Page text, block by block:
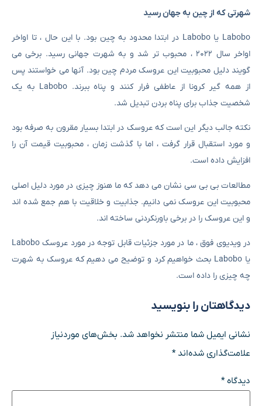
شهرتی که از چین به جهان رسید
Labobo یا Labobo در ابتدا محدود به چین بود. با این حال ، تا اواخر
اواخر سال ۲۰۲۲ ، محبوب تر شد و به شهرت جهانی رسید. برخی می
گویند دلیل محبوبیت این عروسک مردم چین بود. آنها می خواستند پس
از همه گیر کرونا از عاطفی فرار کنند و پناه ببرند. Labobo به یک
شخصیت جذاب برای پناه بردن تبدیل شد.
نکته جالب دیگر این است که عروسک در ابتدا بسیار مقرون به صرفه بود
و مورد استقبال قرار گرفت ، اما با گذشت زمان ، محبوبیت قیمت آن را
افزایش داده است.
مطالعات بی بی سی نشان می دهد که ما هنوز چیزی در مورد دلیل اصلی
محبوبیت این عروسک نمی دانیم. جذابیت و خلاقیت با هم جمع شده اند
و این عروسک را در برخی باورنکردنی ساخته اند.
در ویدیوی فوق ، ما در مورد جزئیات قابل توجه در مورد عروسک Labobo
یا Labobo بحث خواهیم کرد و توضیح می دهیم که عروسک به شهرت
چه چیزی را داده است.
دیدگاهتان را بنویسید
نشانی ایمیل شما منتشر نخواهد شد. بخش‌های موردنیاز
علامت‌گذاری شده‌اند*
دیدگاه*